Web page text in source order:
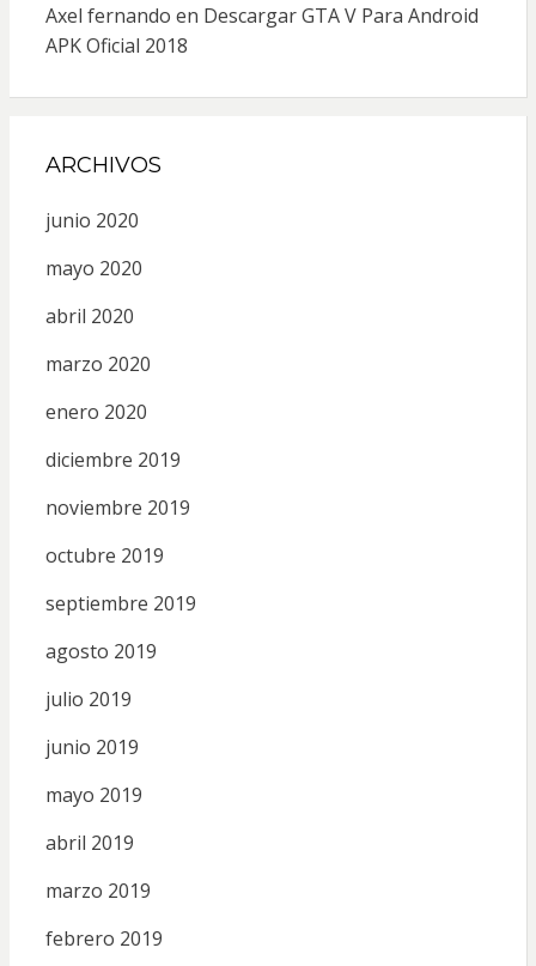
Axel fernando en Descargar GTA V Para Android
APK Oficial 2018
ARCHIVOS
junio 2020
mayo 2020
abril 2020
marzo 2020
enero 2020
diciembre 2019
noviembre 2019
octubre 2019
septiembre 2019
agosto 2019
julio 2019
junio 2019
mayo 2019
abril 2019
marzo 2019
febrero 2019